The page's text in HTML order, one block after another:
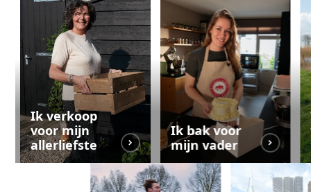
Ik verkoop
voor mijn
allerliefste
Ik bak voor
mijn vader